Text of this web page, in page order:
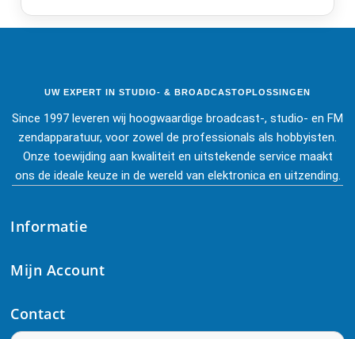
UW EXPERT IN STUDIO- & BROADCASTOPLOSSINGEN
Since 1997 leveren wij hoogwaardige broadcast-, studio- en FM
zendapparatuur, voor zowel de professionals als hobbyisten.
Onze toewijding aan kwaliteit en uitstekende service maakt
ons de ideale keuze in de wereld van elektronica en uitzending.
Informatie
Mijn Account
Contact